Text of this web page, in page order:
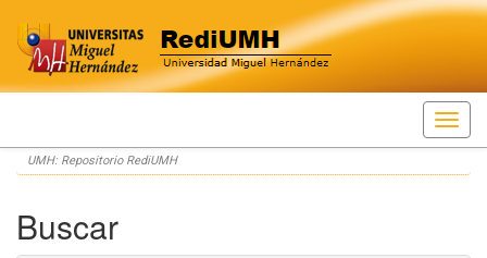
Skip
navigation
UMH: Repositorio RediUMH
Buscar